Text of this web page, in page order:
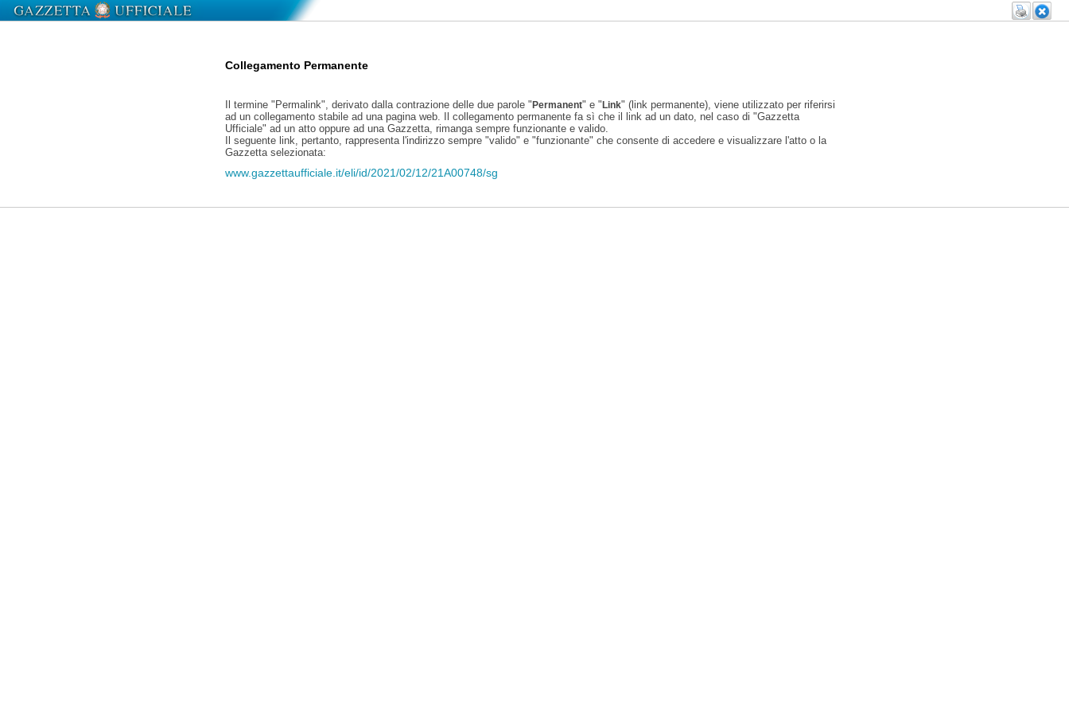
Collegamento Permanente
Il termine "Permalink", derivato dalla contrazione delle due parole "Permanent" e "Link" (link permanente), viene utilizzato per riferirsi
ad un collegamento stabile ad una pagina web. Il collegamento permanente fa sì che il link ad un dato, nel caso di "Gazzetta
Ufficiale" ad un atto oppure ad una Gazzetta, rimanga sempre funzionante e valido.
Il seguente link, pertanto, rappresenta l'indirizzo sempre "valido" e "funzionante" che consente di accedere e visualizzare l'atto o la
Gazzetta selezionata:
www.gazzettaufficiale.it/eli/id/2021/02/12/21A00748/sg